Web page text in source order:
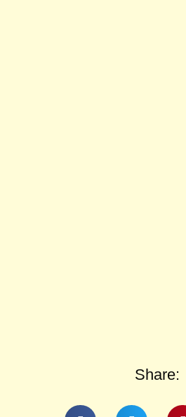
Share: